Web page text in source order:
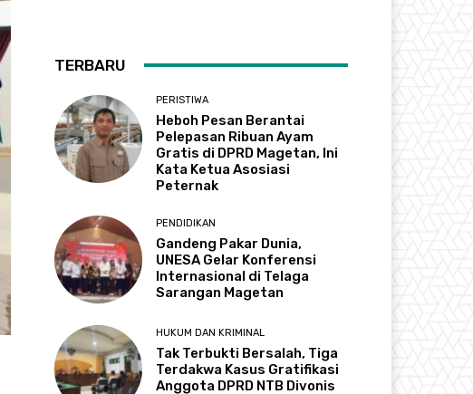
TERBARU
PERISTIWA
Heboh Pesan Berantai
Pelepasan Ribuan Ayam
Gratis di DPRD Magetan, Ini
Kata Ketua Asosiasi
Peternak
PENDIDIKAN
Gandeng Pakar Dunia,
UNESA Gelar Konferensi
Internasional di Telaga
Sarangan Magetan
HUKUM DAN KRIMINAL
Tak Terbukti Bersalah, Tiga
Terdakwa Kasus Gratifikasi
Anggota DPRD NTB Divonis